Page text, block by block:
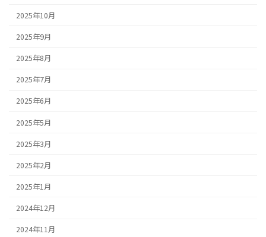
2025年10月
2025年9月
2025年8月
2025年7月
2025年6月
2025年5月
2025年3月
2025年2月
2025年1月
2024年12月
2024年11月